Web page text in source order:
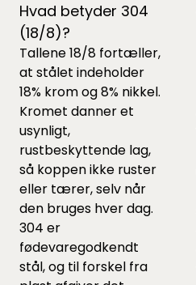
Hvad betyder 304
(18/8)?
Tallene 18/8 fortæller,
at stålet indeholder
18% krom og 8% nikkel.
Kromet danner et
usynligt,
rustbeskyttende lag,
så koppen ikke ruster
eller tærer, selv når
den bruges hver dag.
304 er
fødevaregodkendt
stål, og til forskel fra